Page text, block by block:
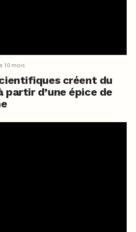
10 mois
créent du
partir d’une épice de